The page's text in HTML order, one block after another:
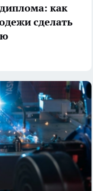
как
сделать